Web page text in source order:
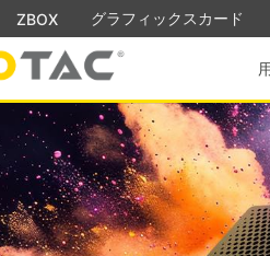
ZBOX グラフィックスカード